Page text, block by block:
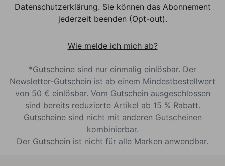
Datenschutzerklärung. Sie können das Abonnement
jederzeit beenden (Opt-out).
Wie melde ich mich ab?
*Gutscheine sind nur einmalig einlösbar. Der
Newsletter-Gutschein ist ab einem Mindestbestellwert
von 50 € einlösbar. Vom Gutschein ausgeschlossen
sind bereits reduzierte Artikel ab 15 % Rabatt.
Gutscheine sind nicht mit anderen Gutscheinen
kombinierbar.
Der Gutschein ist nicht für alle Marken anwendbar.